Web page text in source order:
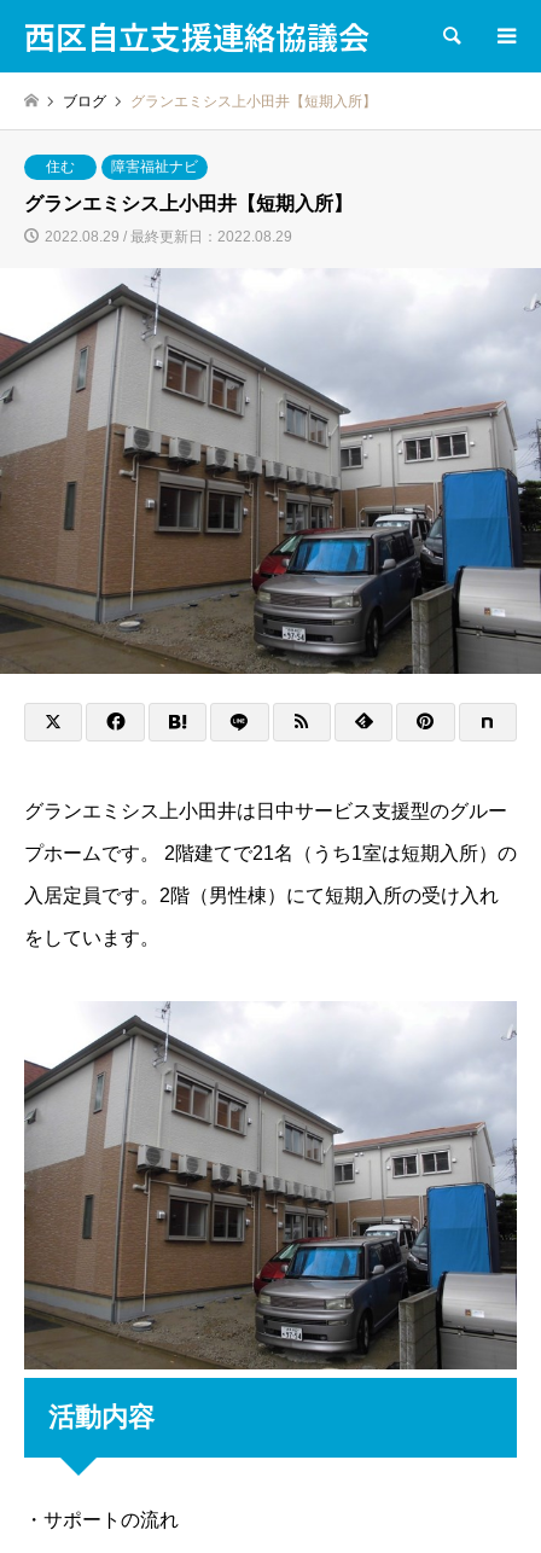
西区自立支援連絡協議会 検索
ブログ グランエミシス上小田井【短期入所】
住む 障害福祉ナビ
グランエミシス上小田井【短期入所】
2022.08.29 / 最終更新日：2022.08.29
グランエミシス上小田井は日中サービス支援型のグルー
プホームです。 2階建てで21名（うち1室は短期入所）の
入居定員です。2階（男性棟）にて短期入所の受け入れ
をしています。
活動内容
・サポートの流れ